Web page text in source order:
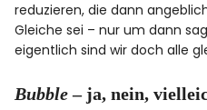
reduzieren, die dann
Gleiche sei – nur um dann
eigentlich sind wir doch alle
Bubble– ja, nein,